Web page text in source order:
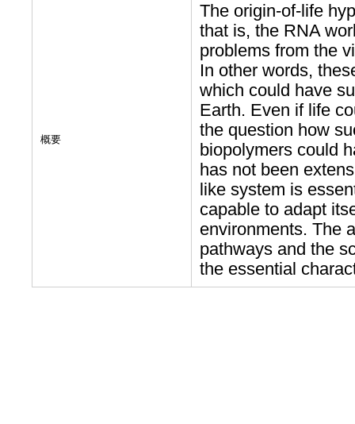
概要
The origin-of-life
that is, the RNA
problems from the
In other words,
which could have
Earth. Even if life
the question how
biopolymers could
has not been
like system is
capable to adapt
environments. The
pathways and the
the essential